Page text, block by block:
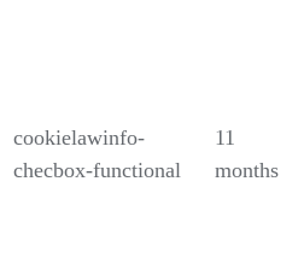
cookielawinfo-
checbox-functional
11
months